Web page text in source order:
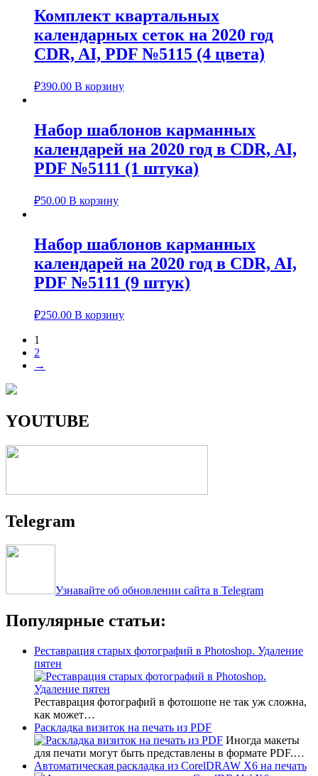
Комплект квартальных
календарных сеток на 2020 год
CDR, AI, PDF №5115 (4 цвета)
₽390.00 В корзину
Набор шаблонов карманных
календарей на 2020 год в CDR, AI,
PDF №5111 (1 штука)
₽50.00 В корзину
Набор шаблонов карманных
календарей на 2020 год в CDR, AI,
PDF №5111 (9 штук)
₽250.00 В корзину
1
2
→
YOUTUBE
Telegram
Узнавайте об обновлении сайта в Telegram
Популярные статьи:
Реставрация старых фотографий в Photoshop. Удаление
пятен
Реставрация фотографий в фотошопе не так уж сложна,
как может…
Раскладка визиток на печать из PDF
Иногда макеты
для печати могут быть представлены в формате PDF.…
Автоматическая раскладка из CorelDRAW X6 на печать